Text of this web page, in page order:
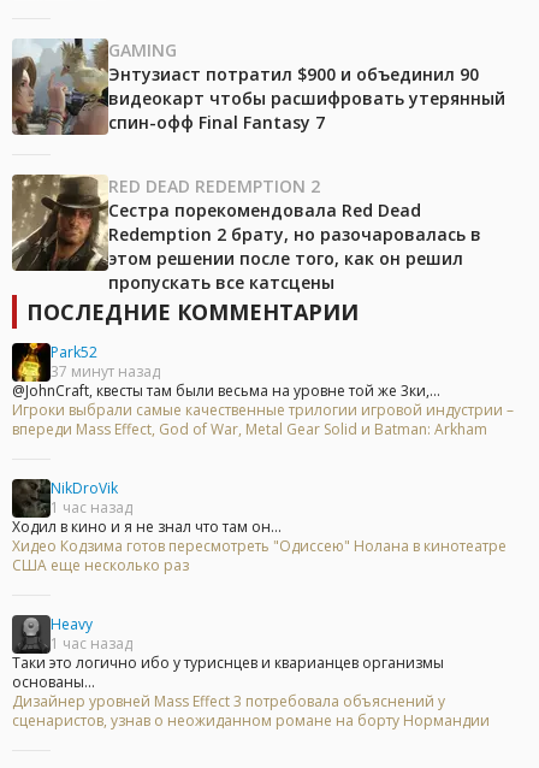
GAMING
Энтузиаст потратил $900 и объединил 90
видеокарт чтобы расшифровать утерянный
спин-офф Final Fantasy 7
RED DEAD REDEMPTION 2
Сестра порекомендовала Red Dead
Redemption 2 брату, но разочаровалась в
этом решении после того, как он решил
пропускать все катсцены
ПОСЛЕДНИЕ КОММЕНТАРИИ
Park52
37 минут назад
@JohnCraft, квесты там были весьма на уровне той же 3ки,...
Игроки выбрали самые качественные трилогии игровой индустрии –
впереди Mass Effect, God of War, Metal Gear Solid и Batman: Arkham
NikDroVik
1 час назад
Ходил в кино и я не знал что там он...
Хидео Кодзима готов пересмотреть "Одиссею" Нолана в кинотеатре
США еще несколько раз
Heavy
1 час назад
Таки это логично ибо у туриснцев и кварианцев организмы
основаны...
Дизайнер уровней Mass Effect 3 потребовала объяснений у
сценаристов, узнав о неожиданном романе на борту Нормандии